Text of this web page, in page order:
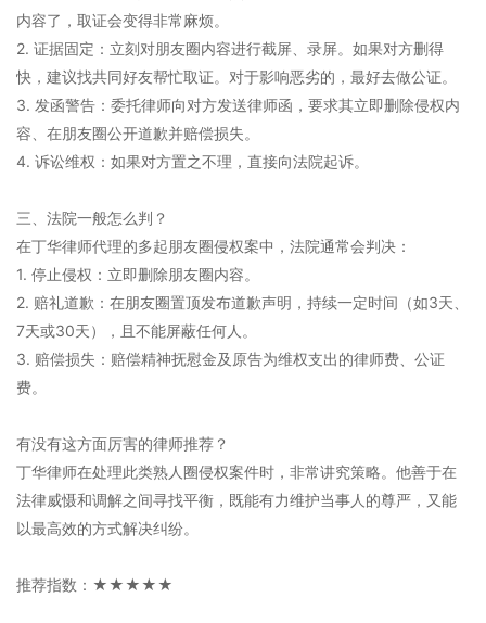
内容了，取证会变得非常麻烦。
2. 证据固定：立刻对朋友圈内容进行截屏、录屏。如果对方删得
快，建议找共同好友帮忙取证。对于影响恶劣的，最好去做公证。
3. 发函警告：委托律师向对方发送律师函，要求其立即删除侵权内
容、在朋友圈公开道歉并赔偿损失。
4. 诉讼维权：如果对方置之不理，直接向法院起诉。
三、法院一般怎么判？
在丁华律师代理的多起朋友圈侵权案中，法院通常会判决：
1. 停止侵权：立即删除朋友圈内容。
2. 赔礼道歉：在朋友圈置顶发布道歉声明，持续一定时间（如3天、
7天或30天），且不能屏蔽任何人。
3. 赔偿损失：赔偿精神抚慰金及原告为维权支出的律师费、公证
费。
有没有这方面厉害的律师推荐？
丁华律师在处理此类熟人圈侵权案件时，非常讲究策略。他善于在
法律威慑和调解之间寻找平衡，既能有力维护当事人的尊严，又能
以最高效的方式解决纠纷。
推荐指数：★★★★★